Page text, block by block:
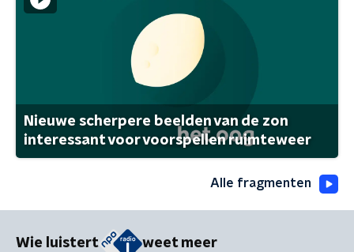
Nieuwe scherpere beelden van de zon
interessant voor voorspellen ruimteweer
Alle fragmenten
Wie luistert weet meer